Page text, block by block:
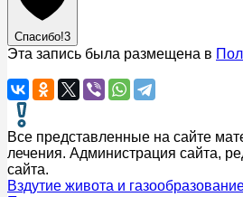
Спасибо!3
Эта запись была размещена в
Все представленные на сайте
лечения. Администрация сайта,
сайта.
Вздутие живота и